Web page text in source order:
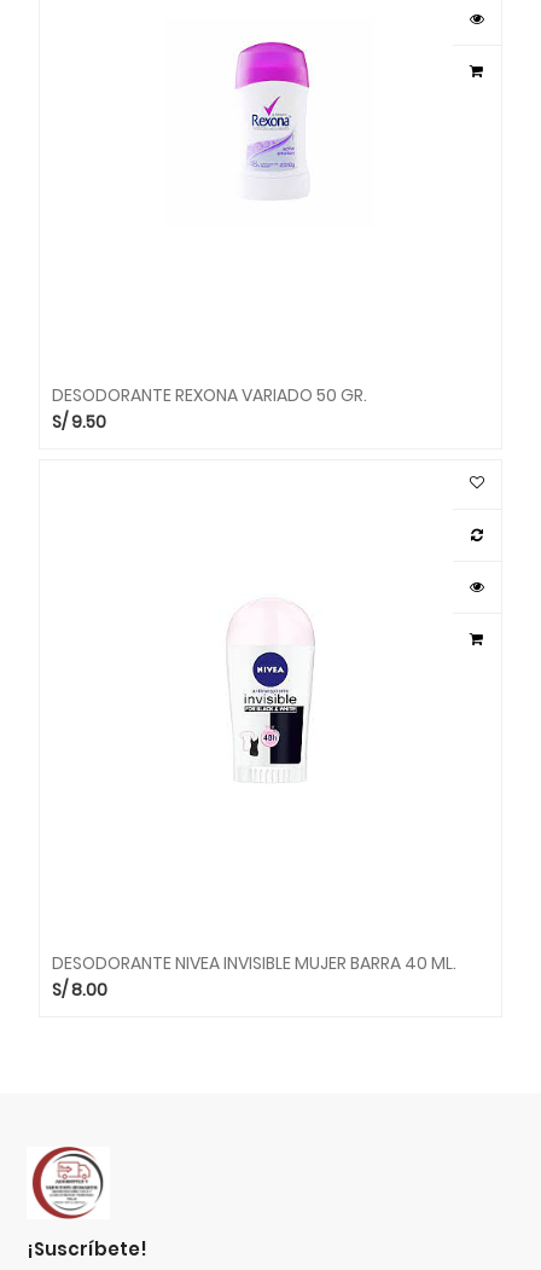
DESODORANTE REXONA VARIADO 50 GR.
S/9.50
DESODORANTE NIVEA INVISIBLE MUJER BARRA 40 ML.
S/8.00
¡suscríbete!